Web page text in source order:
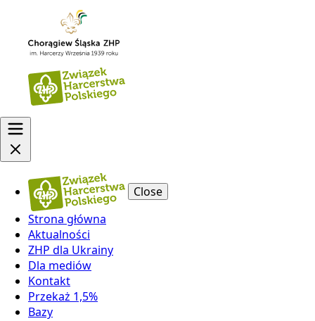
Close
Strona główna
Aktualności
ZHP dla Ukrainy
Dla mediów
Kontakt
Przekaż 1,5%
Bazy